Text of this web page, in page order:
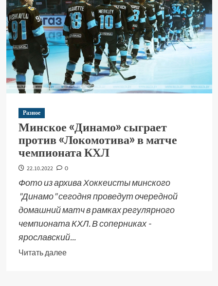
Разное
Минское «Динамо» сыграет
против «Локомотива» в матче
чемпионата КХЛ
22.10.2022 0
Фото из архива Хоккеисты минского
"Динамо" сегодня проведут очередной
домашний матч в рамках регулярного
чемпионата КХЛ. В соперниках -
ярославский...
Читать далее